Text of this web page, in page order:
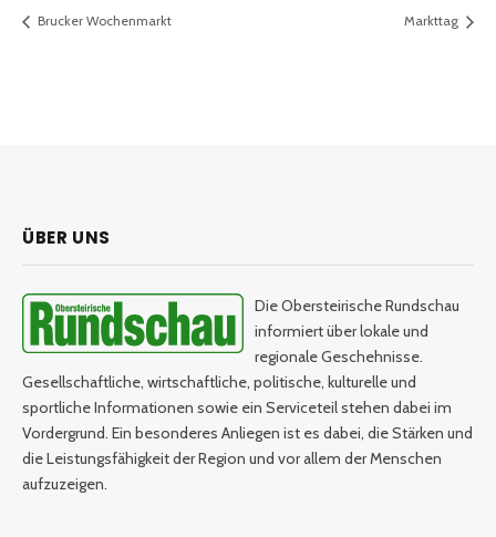
Brucker Wochenmarkt Markttag
ÜBER UNS
Die Obersteirische Rundschau
informiert über lokale und
regionale Geschehnisse.
Gesellschaftliche, wirtschaftliche, politische, kulturelle und
sportliche Informationen sowie ein Serviceteil stehen dabei im
Vordergrund. Ein besonderes Anliegen ist es dabei, die Stärken und
die Leistungsfähigkeit der Region und vor allem der Menschen
aufzuzeigen.